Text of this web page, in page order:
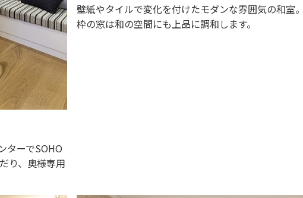
ターでSOHO
り、奥様専用
壁紙やタイルで変化を付けたモダンな雰囲気の和室
枠の窓は和の空間にも上品に調和します。